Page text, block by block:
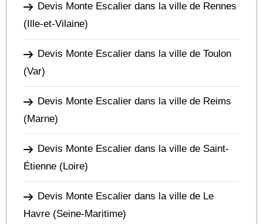
Devis Monte Escalier dans la ville de Rennes
(Ille-et-Vilaine)
Devis Monte Escalier dans la ville de Toulon
(Var)
Devis Monte Escalier dans la ville de Reims
(Marne)
Devis Monte Escalier dans la ville de Saint-
Étienne (Loire)
Devis Monte Escalier dans la ville de Le
Havre (Seine-Maritime)